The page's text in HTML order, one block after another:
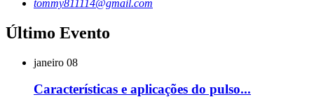
tommy811114@gmail.com
Último Evento
janeiro 08
Características e aplicações do pulso...